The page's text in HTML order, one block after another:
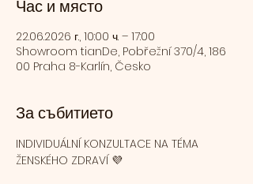
Час и място
22.06.2026 г., 10:00 ч. – 17:00
Showroom tianDe, Pobřežní 370/4, 186
00 Praha 8-Karlín, Česko
За събитието
INDIVIDUÁLNÍ KONZULTACE NA TÉMA
ŽENSKÉHO ZDRAVÍ 💜